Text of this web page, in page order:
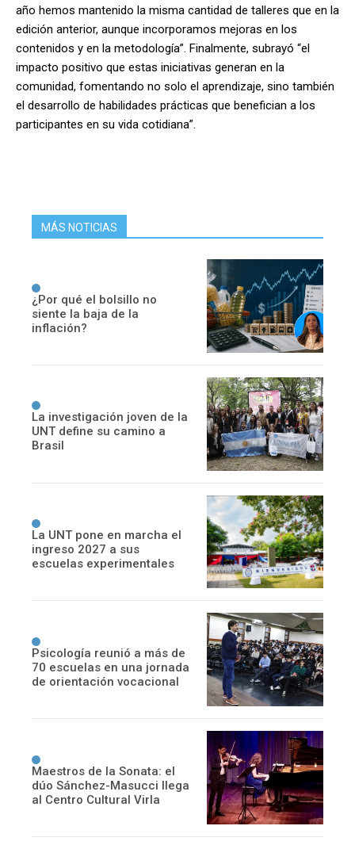
año hemos mantenido la misma cantidad de talleres que en la
edición anterior, aunque incorporamos mejoras en los
contenidos y en la metodología”. Finalmente, subrayó “el
impacto positivo que estas iniciativas generan en la
comunidad, fomentando no solo el aprendizaje, sino también
el desarrollo de habilidades prácticas que benefician a los
participantes en su vida cotidiana”.
MÁS NOTICIAS
¿Por qué el bolsillo no
siente la baja de la
inflación?
La investigación joven de la
UNT define su camino a
Brasil
La UNT pone en marcha el
ingreso 2027 a sus
escuelas experimentales
Psicología reunió a más de
70 escuelas en una jornada
de orientación vocacional
Maestros de la Sonata: el
dúo Sánchez-Masucci llega
al Centro Cultural Virla